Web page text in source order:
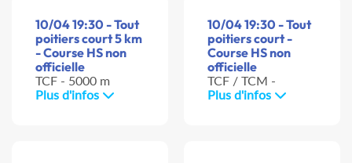
10/04 19:30 - Tout
poitiers court 5 km
- Course HS non
officielle
TCF - 5000 m
Plus d'infos
10/04 19:30 - Tout
poitiers court -
Course HS non
officielle
TCF / TCM -
Plus d'infos